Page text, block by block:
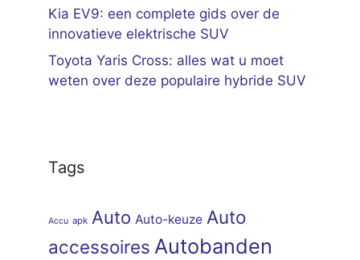
Kia EV9: een complete gids over de
innovatieve elektrische SUV
Toyota Yaris Cross: alles wat u moet
weten over deze populaire hybride SUV
Tags
Accu apk Auto Auto-keuze Auto
accessoires Autobanden